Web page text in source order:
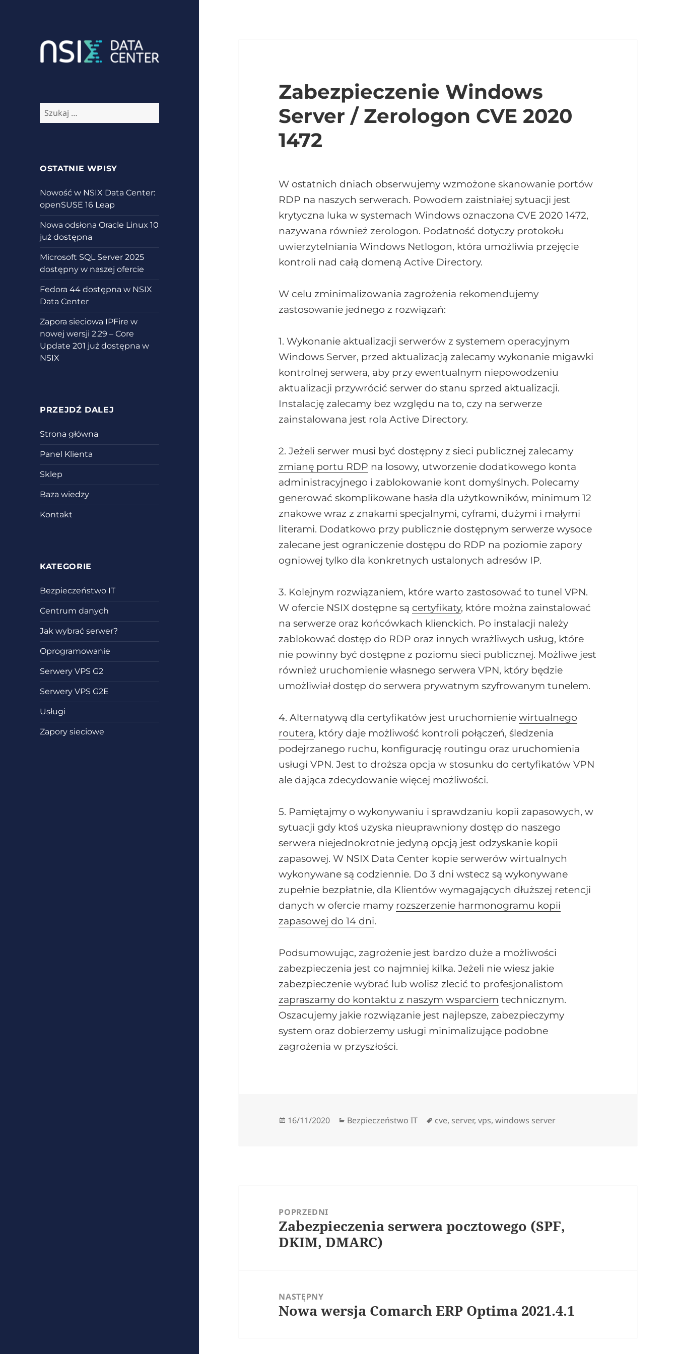
Szukaj:
OSTATNIE WPISY
Nowość w NSIX Data Center:
openSUSE 16 Leap
Nowa odsłona Oracle Linux 10
już dostępna
Microsoft SQL Server 2025
dostępny w naszej ofercie
Fedora 44 dostępna w NSIX
Data Center
Zapora sieciowa IPFire w
nowej wersji 2.29 – Core
Update 201 już dostępna w
NSIX
PRZEJDŹ DALEJ
Strona główna
Panel Klienta
Sklep
Baza wiedzy
Kontakt
KATEGORIE
Bezpieczeństwo IT
Centrum danych
Jak wybrać serwer?
Oprogramowanie
Serwery VPS G2
Serwery VPS G2E
Usługi
Zapory sieciowe
Zabezpieczenie Windows
Server / Zerologon CVE 2020
1472
W ostatnich dniach obserwujemy wzmożone skanowanie portów
RDP na naszych serwerach. Powodem zaistniałej sytuacji jest
krytyczna luka w systemach Windows oznaczona CVE 2020 1472,
nazywana również zerologon. Podatność dotyczy protokołu
uwierzytelniania Windows Netlogon, która umożliwia przejęcie
kontroli nad całą domeną Active Directory.
W celu zminimalizowania zagrożenia rekomendujemy
zastosowanie jednego z rozwiązań:
1. Wykonanie aktualizacji serwerów z systemem operacyjnym
Windows Server, przed aktualizacją zalecamy wykonanie migawki
kontrolnej serwera, aby przy ewentualnym niepowodzeniu
aktualizacji przywrócić serwer do stanu sprzed aktualizacji.
Instalację zalecamy bez względu na to, czy na serwerze
zainstalowana jest rola Active Directory.
2. Jeżeli serwer musi być dostępny z sieci publicznej zalecamy
zmianę portu RDP na losowy, utworzenie dodatkowego konta
administracyjnego i zablokowanie kont domyślnych. Polecamy
generować skomplikowane hasła dla użytkowników, minimum 12
znakowe wraz z znakami specjalnymi, cyframi, dużymi i małymi
literami. Dodatkowo przy publicznie dostępnym serwerze wysoce
zalecane jest ograniczenie dostępu do RDP na poziomie zapory
ogniowej tylko dla konkretnych ustalonych adresów IP.
3. Kolejnym rozwiązaniem, które warto zastosować to tunel VPN.
W ofercie NSIX dostępne są certyfikaty, które można zainstalować
na serwerze oraz końcówkach klienckich. Po instalacji należy
zablokować dostęp do RDP oraz innych wrażliwych usług, które
nie powinny być dostępne z poziomu sieci publicznej. Możliwe jest
również uruchomienie własnego serwera VPN, który będzie
umożliwiał dostęp do serwera prywatnym szyfrowanym tunelem.
4. Alternatywą dla certyfikatów jest uruchomieniewirtualnego
routera, który daje możliwość kontroli połączeń, śledzenia
podejrzanego ruchu, konfigurację routingu oraz uruchomienia
usługi VPN. Jest to droższa opcja w stosunku do certyfikatów VPN
ale dająca zdecydowanie więcej możliwości.
5. Pamiętajmy o wykonywaniu i sprawdzaniu kopii zapasowych, w
sytuacji gdy ktoś uzyska nieuprawniony dostęp do naszego
serwera niejednokrotnie jedyną opcją jest odzyskanie kopii
zapasowej. W NSIX Data Center kopie serwerów wirtualnych
wykonywane są codziennie. Do 3 dni wstecz są wykonywane
zupełnie bezpłatnie, dla Klientów wymagających dłuższej retencji
danych w ofercie mamy rozszerzenie harmonogramu kopii
zapasowej do 14 dni.
Podsumowując, zagrożenie jest bardzo duże a możliwości
zabezpieczenia jest co najmniej kilka. Jeżeli nie wiesz jakie
zabezpieczenie wybrać lub wolisz zlecić to profesjonalistom
zapraszamy do kontaktu z naszym wsparciem technicznym.
Oszacujemy jakie rozwiązanie jest najlepsze, zabezpieczymy
system oraz dobierzemy usługi minimalizujące podobne
zagrożenia w przyszłości.
Data
16/11/2020 Kategorie
Bezpieczeństwo IT Tagi
cve, server,vps,windows server
POPRZEDNI
Poprzedni
wpis:
Zabezpieczenia serwera pocztowego (SPF,
DKIM, DMARC)
NASTĘPNY
Następny
Nowa wersja Comarch ERP Optima 2021.4.1